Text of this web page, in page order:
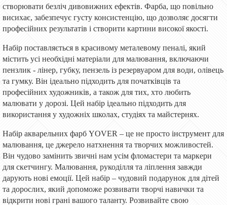
створювати безліч дивовижних ефектів. Фарба, що повільно
висихає, забезпечує густу консистенцію, що дозволяє досягти
професійних результатів і створити картини високої якості.
Набір поставляється в красивому металевому пеналі, який
містить усі необхідні матеріали для малювання, включаючи
пензлик - лінер, губку, пензель із резервуаром для води, олівець
та гумку. Він ідеально підходить для початківців та
професійних художників, а також для тих, хто любить
малювати у дорозі. Цей набір ідеально підходить для
використання у художніх школах, студіях та майстернях.
Набір акварельних фарб YOVER – це не просто інструмент для
малювання, це джерело натхнення та творчих можливостей.
Він чудово замінить звичні нам усім фломастери та маркери
для скетчингу. Малювання, рукоділля та ліплення завжди
дарують нові емоції. Цей набір – чудовий подарунок для дітей
та дорослих, який допоможе розвивати творчі навички та
відкрити нові грані вашого таланту. Розвивайте свою